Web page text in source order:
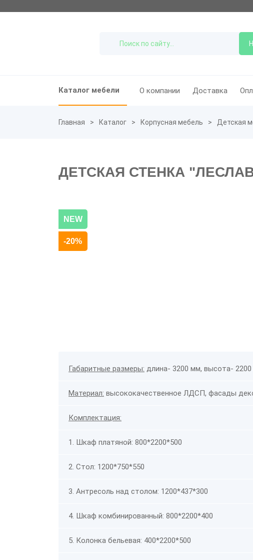
Каталог мебели О компании Доставка
Главная Каталог Корпусная мебель Детская
ДЕТСКАЯ СТЕНКА
NEW
-20%
Габаритные размеры: длина- 3200 мм, высота-
Материал: высококачественное ЛДСП, фасады
Комплектация:
1. Шкаф платяной: 800*2200*500
2. Стол: 1200*750*550
3. Антресоль над столом: 1200*437*300
4. Шкаф комбинированный: 800*2200*400
5. Колонка бельевая: 400*2200*500